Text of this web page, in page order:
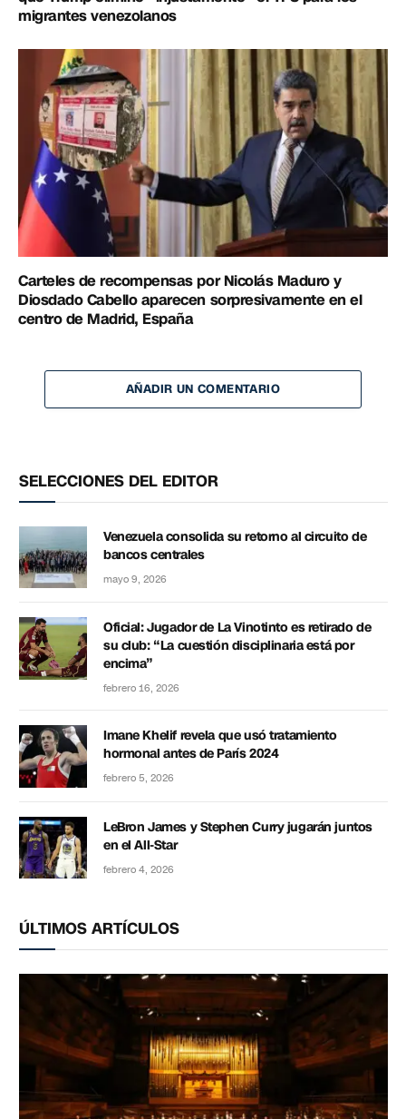
migrantes venezolanos
Carteles de recompensas por Nicolás Maduro y
Diosdado Cabello aparecen sorpresivamente en el
centro de Madrid, España
AÑADIR UN COMENTARIO
SELECCIONES DEL EDITOR
Venezuela consolida su retorno al circuito de
bancos centrales
mayo 9, 2026
Oficial: Jugador de La Vinotinto es retirado de
su club: “La cuestión disciplinaria está por
encima”
febrero 16, 2026
Imane Khelif revela que usó tratamiento
hormonal antes de París 2024
febrero 5, 2026
LeBron James y Stephen Curry jugarán juntos
en el All-Star
febrero 4, 2026
ÚLTIMOS ARTÍCULOS